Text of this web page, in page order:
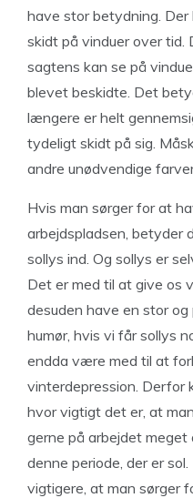
have stor betydning.
skidt på vinduer over
sagtens kan se på
blevet beskidte. Det
længere er helt
tydeligt skidt på sig.
andre unødvendige
Hvis man sørger for at
arbejdspladsen, betyder
sollys ind. Og sollys er
Det er med til at give os
desuden have en stor
humør, hvis vi får sollys
endda være med til at
vinterdepression. Derfor
hvor vigtigt det er, at
gerne på arbejdet
denne periode, der er
vigtigere, at man sørger